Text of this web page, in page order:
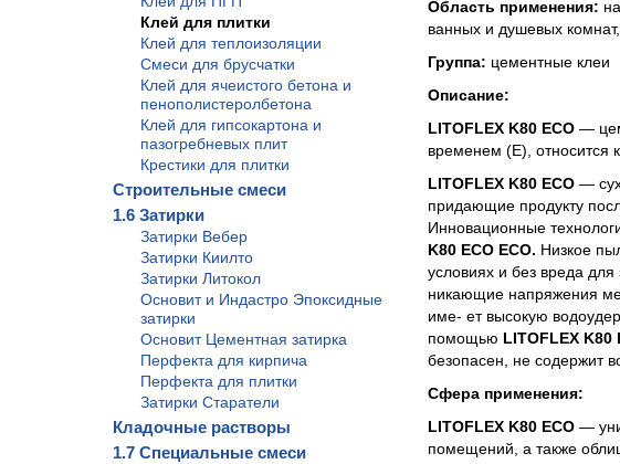
Клей для плитки
Клей для теплоизоляции
Смеси для брусчатки
Клей для ячеистого бетона и
пенополистеролбетона
Клей для гипсокартона и
пазогребневых плит
Крестики для плитки
Строительные смеси
1.6 Затирки
Затирки Вебер
Затирки Киилто
Затирки Литокол
Основит и Индастро Эпоксидные
затирки
Основит Цементная затирка
Перфекта для кирпича
Перфекта для плитки
Затирки Старатели
Кладочные растворы
1.7 Специальные смеси
Область применения:
ванных и душевых
Группа: цементные клеи
Описание:
LITOFLEX K80 ECO —
временем (Е), относится
LITOFLEX K80 ECO —
придающие продукту
Инновационные
K80 ECO ECO. Низкое
условиях и без вреда
никающие напряжения
име- ет высокую
помощью LITOFLEX K80
безопасен, не содержит
Сфера применения:
LITOFLEX K80 ECO —
помещений, а также